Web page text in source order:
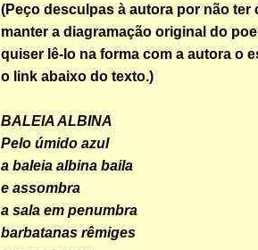
(Peço desculpas à autora por não ter
manter a diagramação original do
quiser lê-lo na forma com a autora o
o link abaixo do texto.)
BALEIA ALBINA
Pelo úmido azul
a baleia albina baila
e assombra
a sala em penumbra
barbatanas rêmiges